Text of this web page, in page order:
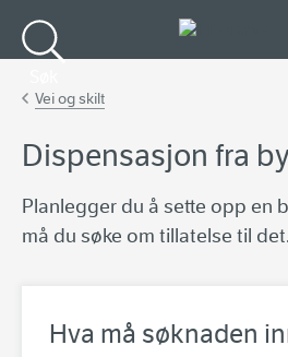
Vei og skilt
Dispensasjon fra
Planlegger du å sette opp en
må du søke om tillatelse til
Hva må søknaden